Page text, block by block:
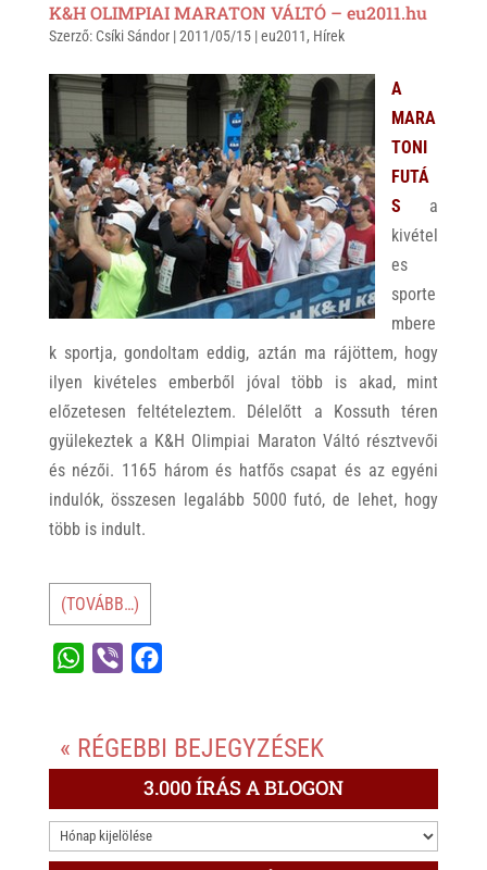
t
A
p
e
e
o
k
K&H OLIMPIAI MARATON VÁLTÓ – eu2011.hu
Szerző: Csíki Sándor|2011/05/15|eu2011, Hírek
A
MARA
TONI
FUTÁ
S a
kivétel
es
sporte
mbere
k sportja, gondoltam eddig, aztán ma rájöttem, hogy
ilyen kivételes emberből jóval több is akad, mint
előzetesen feltételeztem. Délelőtt a Kossuth téren
gyülekeztek a K&H Olimpiai Maraton Váltó résztvevői
és nézői. 1165 három és hatfős csapat és az egyéni
indulók, összesen legalább 5000 futó, de lehet, hogy
több is indult.
(TOVÁBB…)
t
A
p
e
b
o
« RÉGEBBI BEJEGYZÉSEK
3.000 ÍRÁS A BLOGON
3.000
ÍRÁS